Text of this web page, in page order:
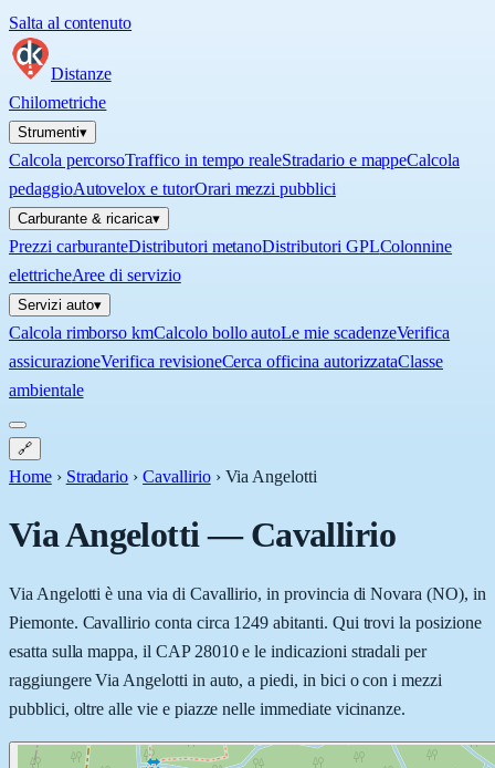
Salta al contenuto
Distanze
Chilometriche
Strumenti▾
Calcola percorsoTraffico in tempo realeStradario e mappeCalcola
pedaggioAutovelox e tutorOrari mezzi pubblici
Carburante & ricarica▾
Prezzi carburanteDistributori metanoDistributori GPLColonnine
elettricheAree di servizio
Servizi auto▾
Calcola rimborso kmCalcolo bollo autoLe mie scadenzeVerifica
assicurazioneVerifica revisioneCerca officina autorizzataClasse
ambientale
🔗
Home › Stradario › Cavallirio › Via Angelotti
Via Angelotti—Cavallirio
Via Angelotti è una via di Cavallirio, in provincia di Novara (NO), in
Piemonte. Cavallirio conta circa 1249 abitanti. Qui trovi la posizione
esatta sulla mappa, il CAP 28010 e le indicazioni stradali per
raggiungere Via Angelotti in auto, a piedi, in bici o con i mezzi
pubblici, oltre alle vie e piazze nelle immediate vicinanze.